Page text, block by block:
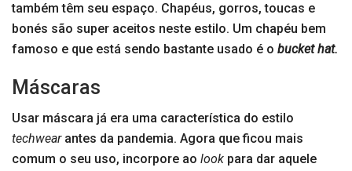
também têm seu espaço. Chapéus, gorros, toucas e
bonés são super aceitos neste estilo. Um chapéu bem
famoso e que está sendo bastante usado é o bucket hat.
Máscaras
Usar máscara já era uma característica do estilo
techwear antes da pandemia. Agora que ficou mais
comum o seu uso, incorpore ao look para dar aquele